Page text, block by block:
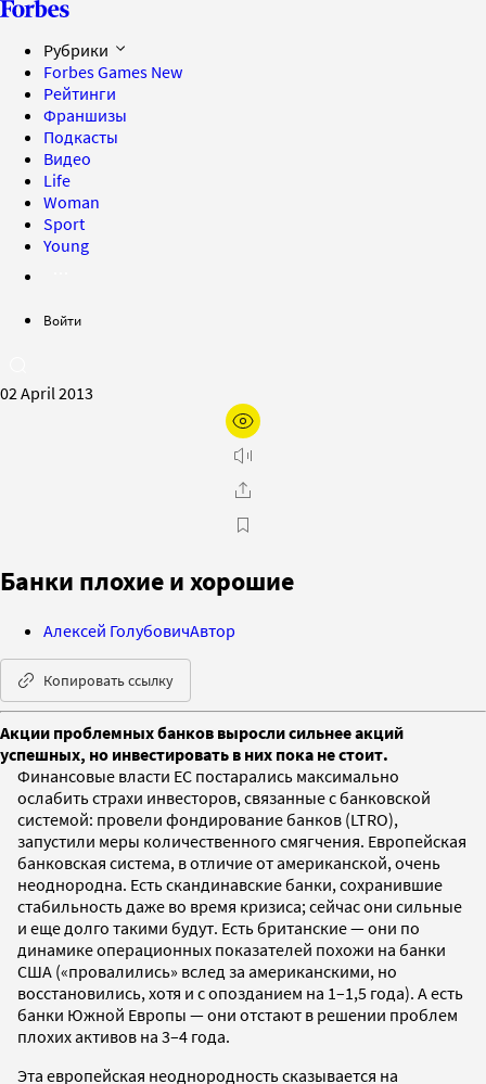
Рубрики
Forbes Games New
Рейтинги
Франшизы
Подкасты
Видео
Life
Woman
Sport
Young
Войти
02 April 2013
Банки плохие и хорошие
Алексей ГолубовичАвтор
Копировать ссылку
Акции проблемных банков выросли сильнее акций
успешных, но инвестировать в них пока не стоит.
Финансовые власти ЕС постарались максимально
ослабить страхи инвесторов, связанные с банковской
системой: провели фондирование банков (LTRO),
запустили меры количественного смягчения. Европейская
банковская система, в отличие от американской, очень
неоднородна. Есть скандинавские банки, сохранившие
стабильность даже во время кризиса; сейчас они сильные
и еще долго такими будут. Есть британские — они по
динамике операционных показателей похожи на банки
США («провалились» вслед за американскими, но
восстановились, хотя и с опозданием на 1–1,5 года). А есть
банки Южной Европы — они отстают в решении проблем
плохих активов на 3–4 года.
Эта европейская неоднородность сказывается на